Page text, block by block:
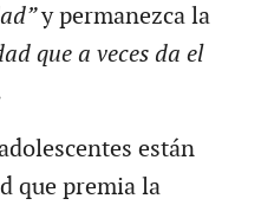
y permanezca la
que a veces da el
están
que premia la